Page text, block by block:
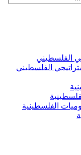
الفلسطيني
الفلسطيني
الفلسطينية